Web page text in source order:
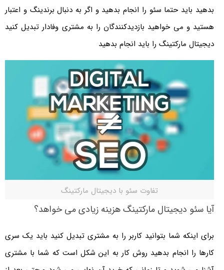
بدهید باید حتما سئو را انجام بدهید و اگر به دنبال برندینگ و اعتبار
هستید و می خواهید بازدیدکنندگان را به مشتری وفادار تبدیل کنید
دیجیتال مارکتینگ را باید انجام بدهید
تفاوت سئو با دیجیتال مارکتینگ
آیا سئو دیجیتال مارکتینگ هزینه زیادی می خواهد؟
برای اینکه شما بتوانید کاربر را به مشتری تبدیل کنید باید یک سری
کارها را انجام بدهید روش کار به این شکل است که شما با مشتری